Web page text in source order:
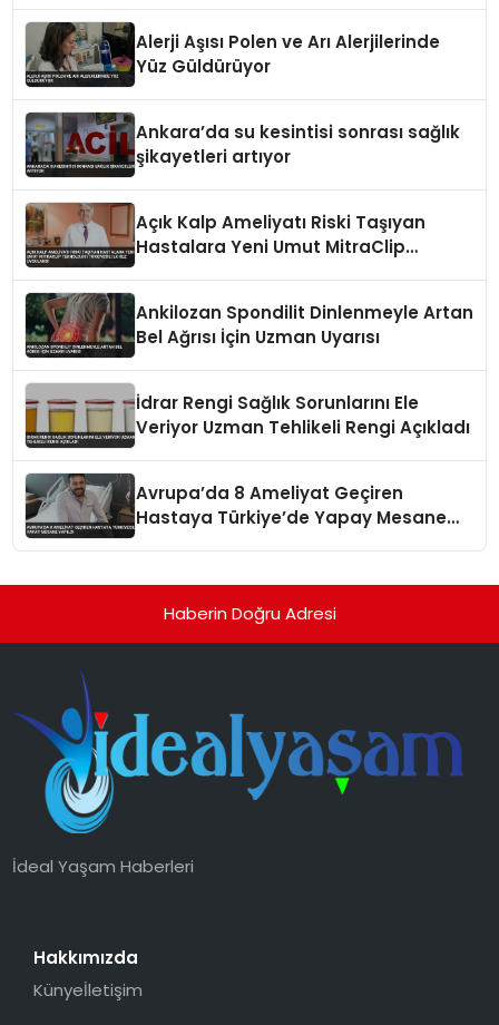
Alerji Aşısı Polen ve Arı Alerjilerinde
Yüz Güldürüyor
Ankara’da su kesintisi sonrası sağlık
şikayetleri artıyor
Açık Kalp Ameliyatı Riski Taşıyan
Hastalara Yeni Umut MitraClip
Ankilozan Spondilit Dinlenmeyle Artan
Bel Ağrısı İçin Uzman Uyarısı
İdrar Rengi Sağlık Sorunlarını Ele
Veriyor Uzman Tehlikeli Rengi Açıkladı
Avrupa’da 8 Ameliyat Geçiren
Hastaya Türkiye’de Yapay Mesane
Haberin Doğru Adresi
İdeal Yaşam Haberleri
Hakkımızda
Künyeİletişim